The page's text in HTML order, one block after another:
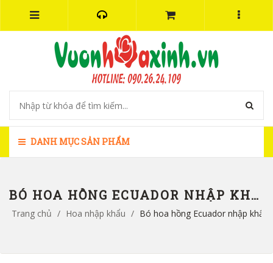
DANH MỤC SẢN PHẨM
BÓ HOA HỒNG ECUADOR NHẬP KHẨU ĐẸP - HB1134
Trang chủ / Hoa nhập khẩu / Bó hoa hồng Ecuador nhập khẩu